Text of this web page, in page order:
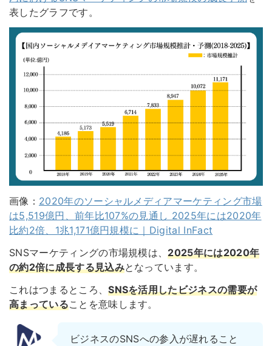
表したグラフです。
画像： 2020年のソーシャルメディアマーケティング市場
は5,519億円、前年比107%の見通し 2025年には2020年
比約2倍、1兆1,171億円規模に｜Digital InFact
SNSマーケティングの市場規模は、2025年には2020年
の約2倍に成長する見込みとなっています。
これはつまるところ、SNSを活用したビジネスの需要が
高まっていることを意味します。
ビジネスのSNSへの参入が遅れること